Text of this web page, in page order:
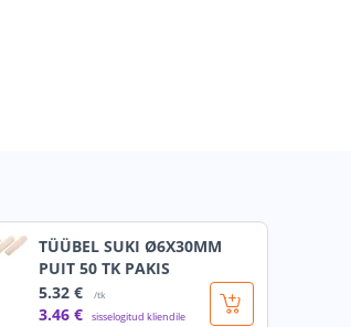
TÜÜBEL SUKI Ø6X30MM
PUIT 50 TK PAKIS
5.32 € /tk
3.46 € sisselogitud kliendile